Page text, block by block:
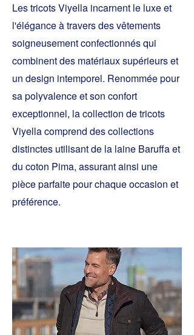
Les tricots Viyella incarnent le luxe et
l'élégance à travers des vêtements
soigneusement confectionnés qui
combinent des matériaux supérieurs et
un design intemporel. Renommée pour
sa polyvalence et son confort
exceptionnel, la collection de tricots
Viyella comprend des collections
distinctes utilisant de la laine Baruffa et
du coton Pima, assurant ainsi une
pièce parfaite pour chaque occasion et
préférence.